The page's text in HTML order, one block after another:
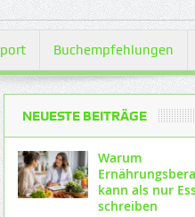
Buchempfehlungen
NEUESTE BEITRÄGE
Warum
kann als nur
schreiben